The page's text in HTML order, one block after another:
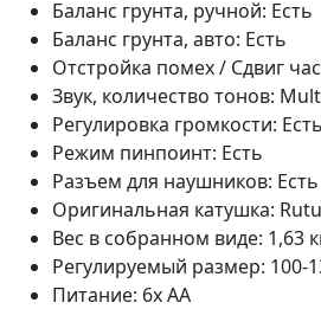
Баланс грунта, ручной: Есть
Баланс грунта, авто: Есть
Отстройка помех / Сдвиг
Звук, количество тонов:
Регулировка громкости: Есть
Режим пинпоинт: Есть
Разъем для наушников: Есть
Оригинальная катушка:
Вес в собранном виде: 1,63
Регулируемый размер: 100-
Питание: 6x AA